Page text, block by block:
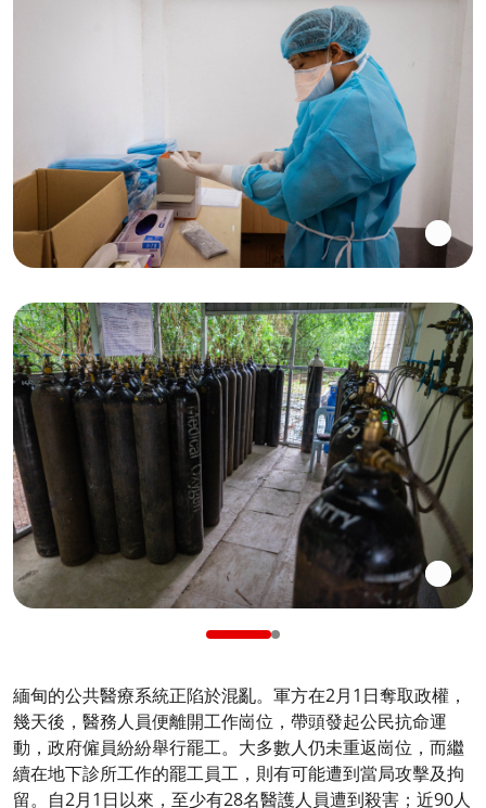
緬甸的公共醫療系統正陷於混亂。軍方在2月1日奪取政權，
幾天後，醫務人員便離開工作崗位，帶頭發起公民抗命運
動，政府僱員紛紛舉行罷工。大多數人仍未重返崗位，而繼
續在地下診所工作的罷工員工，則有可能遭到當局攻擊及拘
留。自2月1日以來，至少有28名醫護人員遭到殺害；近90人